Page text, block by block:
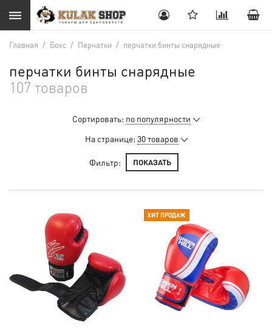
Главная / Бокс / Перчатки / перчатки бинты снарядные
перчатки бинты снарядные
107 товаров
Сортировать: по популярности
На странице: 30 товаров
Фильтр: ПОКАЗАТЬ
ХИТ ПРОДАЖ